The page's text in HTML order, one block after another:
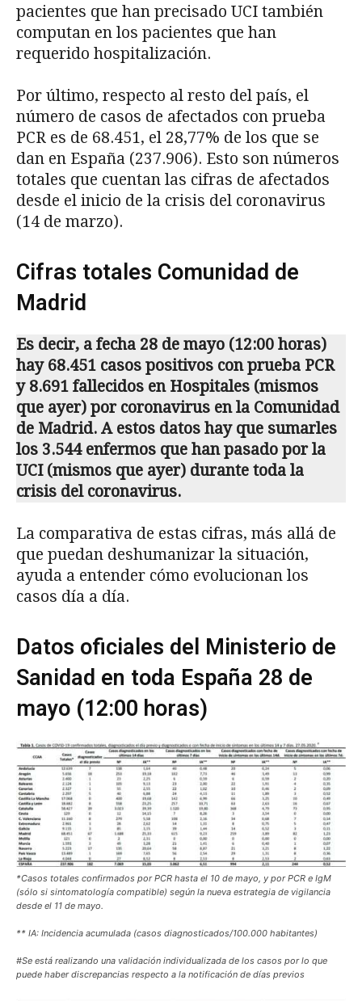
pacientes que han precisado UCI también
computan en los pacientes que han
requerido hospitalización.
Por último, respecto al resto del país, el
número de casos de afectados con prueba
PCR es de 68.451, el 28,77% de los que se
dan en España (237.906). Esto son números
totales que cuentan las cifras de afectados
desde el inicio de la crisis del coronavirus
(14 de marzo).
Cifras totales Comunidad de
Madrid
Es decir, a fecha 28 de mayo (12:00 horas)
hay 68.451 casos positivos con prueba PCR
y 8.691 fallecidos en Hospitales (mismos
que ayer) por coronavirus en la Comunidad
de Madrid. A estos datos hay que sumarles
los 3.544 enfermos que han pasado por la
UCI (mismos que ayer) durante toda la
crisis del coronavirus.
La comparativa de estas cifras, más allá de
que puedan deshumanizar la situación,
ayuda a entender cómo evolucionan los
casos día a día.
Datos oficiales del Ministerio de
Sanidad en toda España 28 de
mayo (12:00 horas)
*Casos totales confirmados por PCR hasta el 10 de mayo, y por PCR e IgM
(sólo si sintomatología compatible) según la nueva estrategia de vigilancia
desde el 11 de mayo.
** IA: Incidencia acumulada (casos diagnosticados/100.000 habitantes)
#Se está realizando una validación individualizada de los casos por lo que
puede haber discrepancias respecto a la notificación de días previos